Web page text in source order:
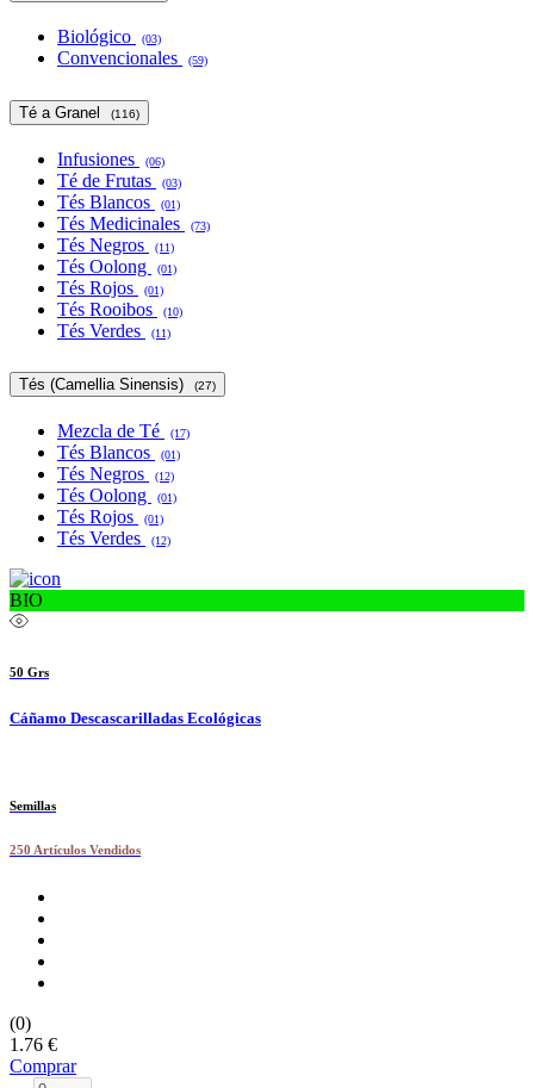
Biológico (03)
Convencionales (59)
Té a Granel (116)
Infusiones (06)
Té de Frutas (03)
Tés Blancos (01)
Tés Medicinales (73)
Tés Negros (11)
Tés Oolong (01)
Tés Rojos (01)
Tés Rooibos (10)
Tés Verdes (11)
Tés (Camellia Sinensis) (27)
Mezcla de Té (17)
Tés Blancos (01)
Tés Negros (12)
Tés Oolong (01)
Tés Rojos (01)
Tés Verdes (12)
BIO
50 Grs
Cáñamo Descascarilladas Ecológicas
Semillas
250 Artículos Vendidos
(0)
1.76 €
Comprar